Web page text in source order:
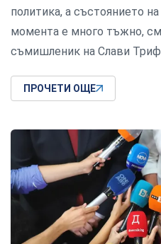
политика, а състоянието
момента е много тъжно,
съмишленик на Слави
ПРОЧЕТИ ОЩЕ